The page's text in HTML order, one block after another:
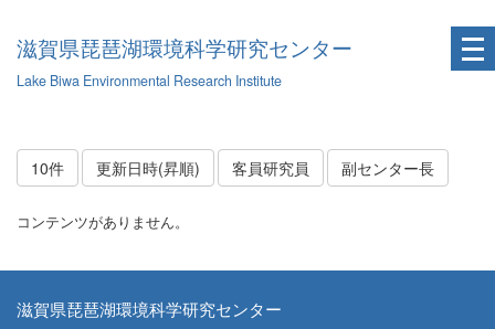
滋賀県琵琶湖環境科学研究センター
Lake Biwa Environmental Research Institute
10件 更新日時(昇順) 客員研究員 副センター長
コンテンツがありません。
滋賀県琵琶湖環境科学研究センター